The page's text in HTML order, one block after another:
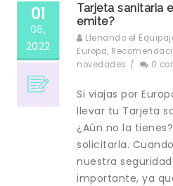
01
06,
2022
Tarjeta sanitaria
emite?
Llenando el
Europa,
novedades / 0
Si viajas por
llevar tu Tarjeta
¿Aún no la
solicitarla.
nuestra
importante, ya